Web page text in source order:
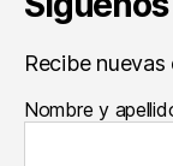
al
t
a,
In
e
o
n
e
Recibe
Nombre y